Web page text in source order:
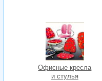
Офисные кресла
и стулья